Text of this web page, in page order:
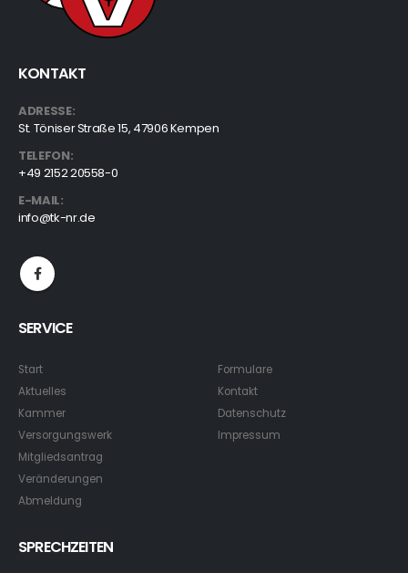
KONTAKT
ADRESSE:
St. Töniser Straße 15, 47906 Kempen
TELEFON:
+49 2152 20558-0
E-MAIL:
info@tk-nr.de
SERVICE
Start
Aktuelles
Kammer
Versorgungswerk
Mitgliedsantrag
Veränderungen
Abmeldung
Formulare
Kontakt
Datenschutz
Impressum
SPRECHZEITEN